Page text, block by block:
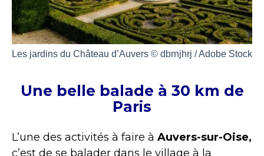
Les jardins du Château d’Auvers © dbrnjhrj / Adobe Stock
Une belle balade à 30 km de
Paris
L’une des activités à faire à Auvers-sur-Oise,
c’est de se balader dans le village à la